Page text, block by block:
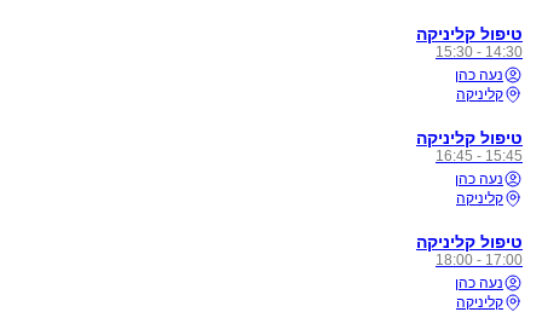
טיפול קליניקה
14:30 - 15:30
נעה כהן
קליניקה
טיפול קליניקה
15:45 - 16:45
נעה כהן
קליניקה
טיפול קליניקה
17:00 - 18:00
נעה כהן
קליניקה